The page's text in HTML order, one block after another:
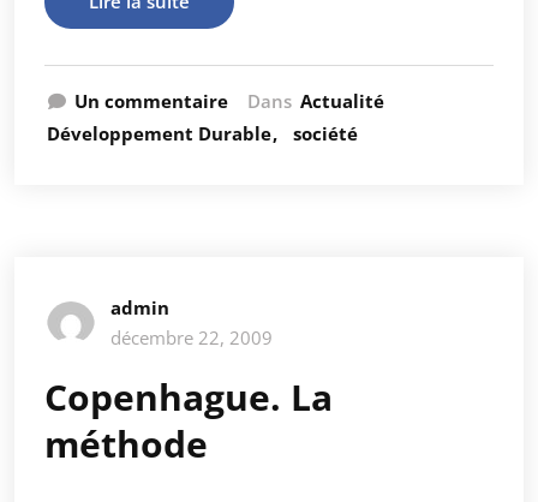
Un commentaire Dans Actualité
Développement Durable
société
admin
décembre 22, 2009
Copenhague. La
méthode